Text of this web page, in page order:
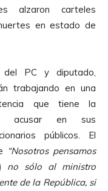
alzaron carteles
en estado de
PC y diputado,
trabajando en una
que tiene la
acusar en sus
públicos. El
“Nosotros pensamos
no sólo al ministro
de la República, si